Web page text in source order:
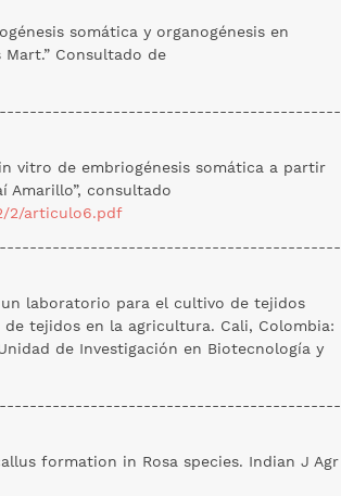
somática y organogénesis en
Consultado de
vitro de embriogénesis somática a partir
Amarillo”, consultado
2/articulo6.pdf
un laboratorio para el cultivo de tejidos
de tejidos en la agricultura. Cali, Colombia:
de Investigación en Biotecnología y
formation in Rosa species. Indian J Agr